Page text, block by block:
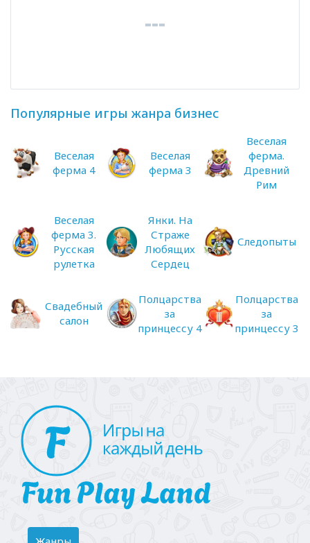
Популярные игры жанра бизнес
Веселая
ферма 4
Веселая
ферма 3
Веселая
ферма.
Древний
Рим
Веселая
ферма 3.
Русская
рулетка
Янки. На
Страже
Любящих
Сердец
Следопыты
Свадебный
салон
Полцарства
за
принцессу 4
Полцарства
за
принцессу 3
Toggle